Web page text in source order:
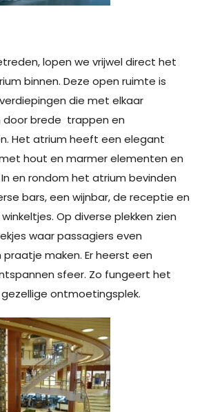
lopen we vrijwel direct het
binnen. Deze open ruimte is
die met elkaar
door brede trappen en
Het atrium heeft een elegant
hout en marmer elementen en
en rondom het atrium bevinden
bars, een wijnbar, de receptie en
Op diverse plekken zien
waar passagiers even
maken. Er heerst een
sfeer. Zo fungeert het
ontmoetingsplek.